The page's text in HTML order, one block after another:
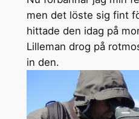
men det löste sig fint
hittade den idag på
Lilleman drog på
in den.